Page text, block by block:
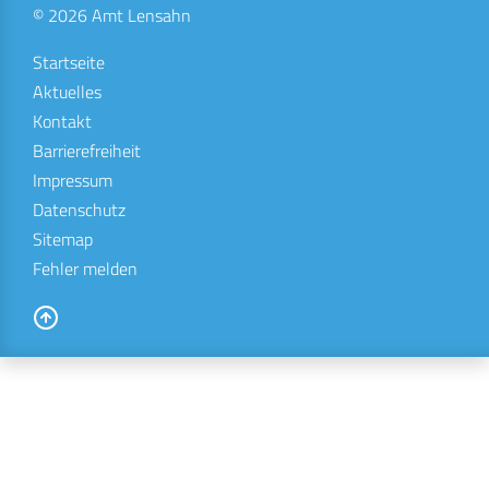
© 2026 Amt Lensahn
Startseite
Aktuelles
Kontakt
Barrierefreiheit
Impressum
Datenschutz
Sitemap
Fehler melden